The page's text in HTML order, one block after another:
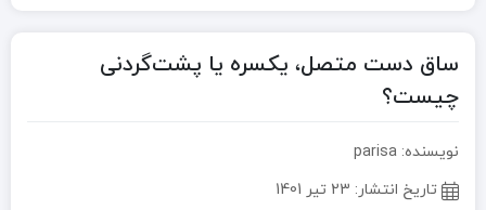
ساق دست متصل، یکسره یا پشت‌گردنی
چیست؟
نویسنده: parisa
تاریخ انتشار: 23 تیر 1401